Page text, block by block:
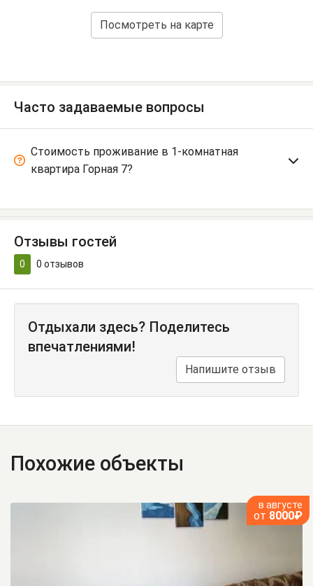
Посмотреть на карте
Часто задаваемые вопросы
Стоимость проживание в 1-комнатная
квартира Горная 7?
Отзывы гостей
0 0 отзывов
Отдыхали здесь? Поделитесь
впечатлениями!
Напишите отзыв
Похожие объекты
в августе
от 8000₽